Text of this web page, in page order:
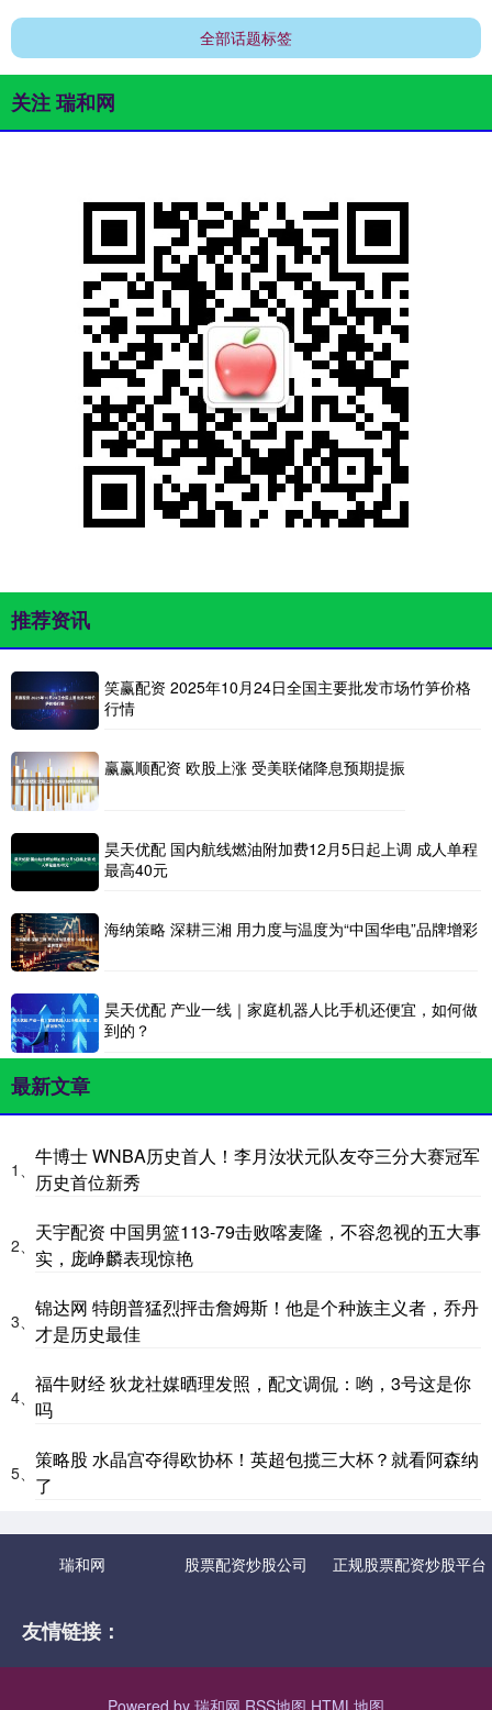
全部话题标签
关注 瑞和网
推荐资讯
笑赢配资 2025年10月24日全国主要批发市场竹笋价格
行情
赢赢顺配资 欧股上涨 受美联储降息预期提振
昊天优配 国内航线燃油附加费12月5日起上调 成人单程
最高40元
海纳策略 深耕三湘 用力度与温度为“中国华电”品牌增彩
昊天优配 产业一线｜家庭机器人比手机还便宜，如何做
到的？
最新文章
1、
牛博士 WNBA历史首人！李月汝状元队友夺三分大赛冠军
历史首位新秀
2、
天宇配资 中国男篮113-79击败喀麦隆，不容忽视的五大事
实，庞峥麟表现惊艳
3、
锦达网 特朗普猛烈抨击詹姆斯！他是个种族主义者，乔丹
才是历史最佳
4、
福牛财经 狄龙社媒晒理发照，配文调侃：哟，3号这是你
吗
5、
策略股 水晶宫夺得欧协杯！英超包揽三大杯？就看阿森纳
了
瑞和网 股票配资炒股公司 正规股票配资炒股平台
友情链接：
Powered by 瑞和网 RSS地图 HTML地图